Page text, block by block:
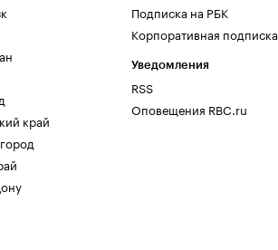
край
Подписка на РБК
Корпоративная подписка
Уведомления
RSS
Оповещения RBC.ru